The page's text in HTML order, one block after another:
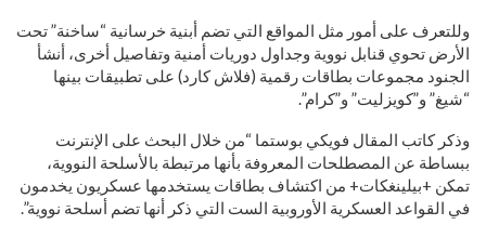
وللتعرف على أمور مثل المواقع التي تضم أبنية خرسانية “ساخنة” تحت
الأرض تحوي قنابل نووية وجداول دوريات أمنية وتفاصيل أخرى، أنشأ
الجنود مجموعات بطاقات رقمية (فلاش كارد) على تطبيقات بينها
“شيغ” و”كويزليت” و”كرام”.
وذكر كاتب المقال فويكي بوستما “من خلال البحث على الإنترنت
ببساطة عن المصطلحات المعروفة بأنها مرتبطة بالأسلحة النووية،
تمكن +بيلينغكات+ من اكتشاف بطاقات يستخدمها عسكريون يخدمون
في القواعد العسكرية الأوروبية الست التي ذكر أنها تضم أسلحة نووية”.